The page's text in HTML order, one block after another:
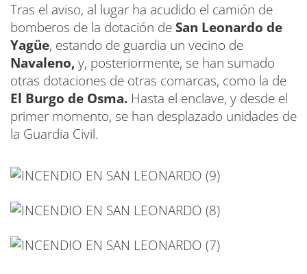
Tras el aviso, al lugar ha acudido el camión de
bomberos de la dotación deSan Leonardo de
Yagüe, estando de guardia un vecino de
Navaleno,y, posteriormente, se han sumado
otras dotaciones de otras comarcas, como la de
El Burgo de Osma. Hasta el enclave, y desde el
primer momento, se han desplazado unidades de
la Guardia Civil.